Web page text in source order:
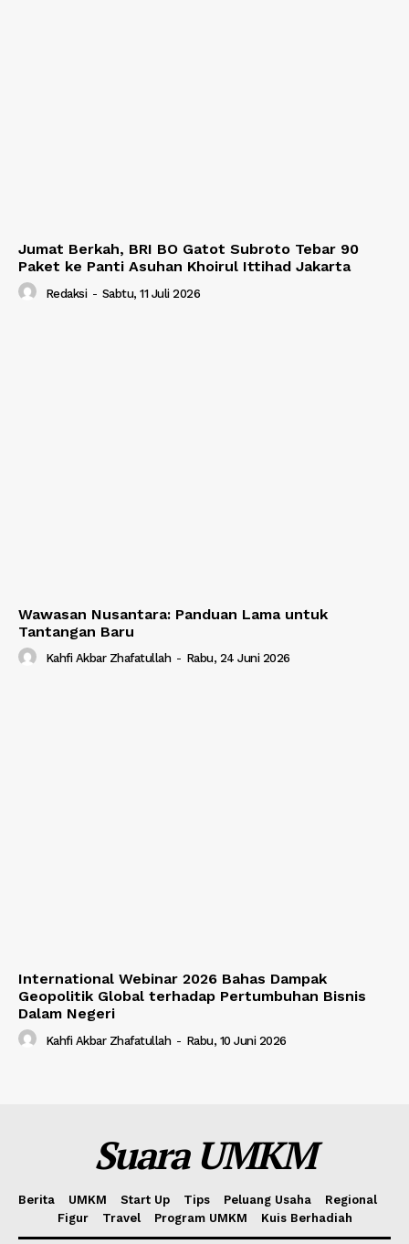
Jumat Berkah, BRI BO Gatot Subroto Tebar 90
Paket ke Panti Asuhan Khoirul Ittihad Jakarta
Redaksi - Sabtu, 11 Juli 2026
Wawasan Nusantara: Panduan Lama untuk
Tantangan Baru
Kahfi Akbar Zhafatullah - Rabu, 24 Juni 2026
International Webinar 2026 Bahas Dampak
Geopolitik Global terhadap Pertumbuhan Bisnis
Dalam Negeri
Kahfi Akbar Zhafatullah - Rabu, 10 Juni 2026
Suara UMKM
Berita UMKM Start Up Tips Peluang Usaha
Regional
Figur
Travel Program UMKM Kuis Berhadiah